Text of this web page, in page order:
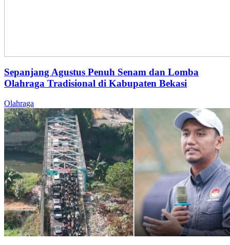
Sepanjang Agustus Penuh Senam dan Lomba
Olahraga Tradisional di Kabupaten Bekasi
Olahraga